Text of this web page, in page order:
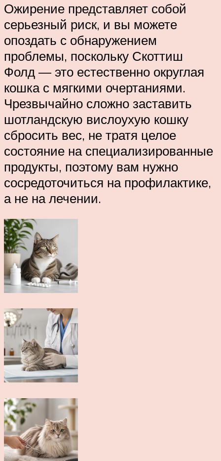
Ожирение представляет собой
серьезный риск, и вы можете
опоздать с обнаружением
проблемы, поскольку Скоттиш
Фолд — это естественно округлая
кошка с мягкими очертаниями.
Чрезвычайно сложно заставить
шотландскую вислоухую кошку
сбросить вес, не тратя целое
состояние на специализированные
продукты, поэтому вам нужно
сосредоточиться на профилактике,
а не на лечении.